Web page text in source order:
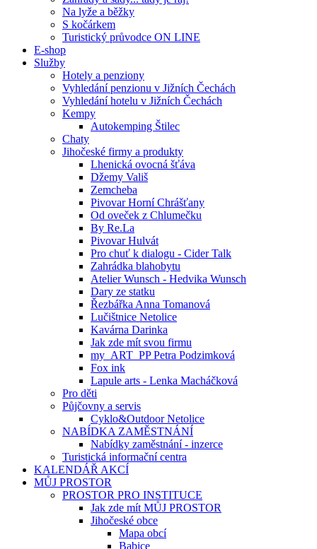
Na lyže a běžky
S kočárkem
Turistický průvodce ON LINE
E-shop
Služby
Hotely a penziony
Vyhledání penzionu v Jižních Čechách
Vyhledání hotelu v Jižních Čechách
Kempy
Autokemping Štilec
Chaty
Jihočeské firmy a produkty
Lhenická ovocná šťáva
Džemy Vališ
Zemcheba
Pivovar Horní Chrášťany
Od oveček z Chlumečku
By Re.La
Pivovar Hulvát
Pro chuť k dialogu - Cider Talk
Zahrádka blahobytu
Atelier Wunsch - Hedvika Wunsch
Dary ze statku
Řezbářka Anna Tomanová
Lučištnice Netolice
Kavárna Darinka
Jak zde mít svou firmu
my_ART_PP Petra Podzimková
Fox ink
Lapule arts - Lenka Macháčková
Pro děti
Půjčovny a servis
Cyklo&Outdoor Netolice
NABÍDKA ZAMĚSTNÁNÍ
Nabídky zaměstnání - inzerce
Turistická informační centra
KALENDÁŘ AKCÍ
MŮJ PROSTOR
PROSTOR PRO INSTITUCE
Jak zde mít MŮJ PROSTOR
Jihočeské obce
Mapa obcí
Babice